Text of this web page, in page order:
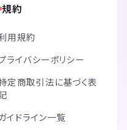
規約
用規約
ライバシーポリシー
定商取引法に基づく表
イドライン一覧